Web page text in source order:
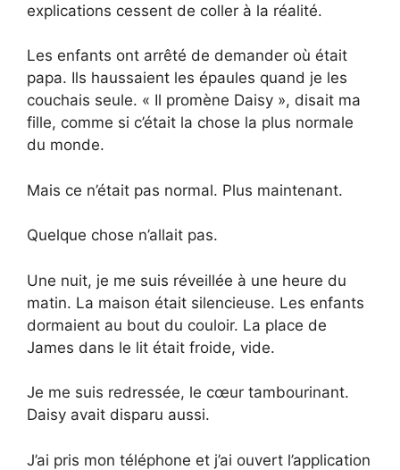
explications cessent de coller à la réalité.
Les enfants ont arrêté de demander où était
papa. Ils haussaient les épaules quand je les
couchais seule. « Il promène Daisy », disait ma
fille, comme si c’était la chose la plus normale
du monde.
Mais ce n’était pas normal. Plus maintenant.
Quelque chose n’allait pas.
Une nuit, je me suis réveillée à une heure du
matin. La maison était silencieuse. Les enfants
dormaient au bout du couloir. La place de
James dans le lit était froide, vide.
Je me suis redressée, le cœur tambourinant.
Daisy avait disparu aussi.
J’ai pris mon téléphone et j’ai ouvert l’application